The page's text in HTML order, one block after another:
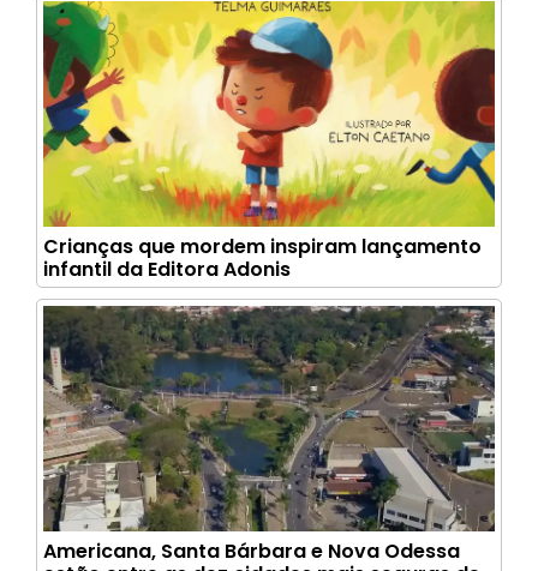
Crianças que mordem inspiram lançamento
infantil da Editora Adonis
Americana, Santa Bárbara e Nova Odessa